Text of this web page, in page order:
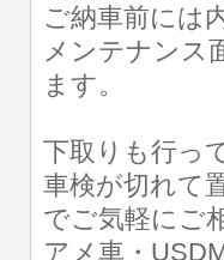
ご納車前には
メンテナンス
ます。
下取りも行っ
車検が切れて
でご気軽にご
アメ車・